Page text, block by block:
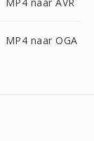
MP4 naar OGA